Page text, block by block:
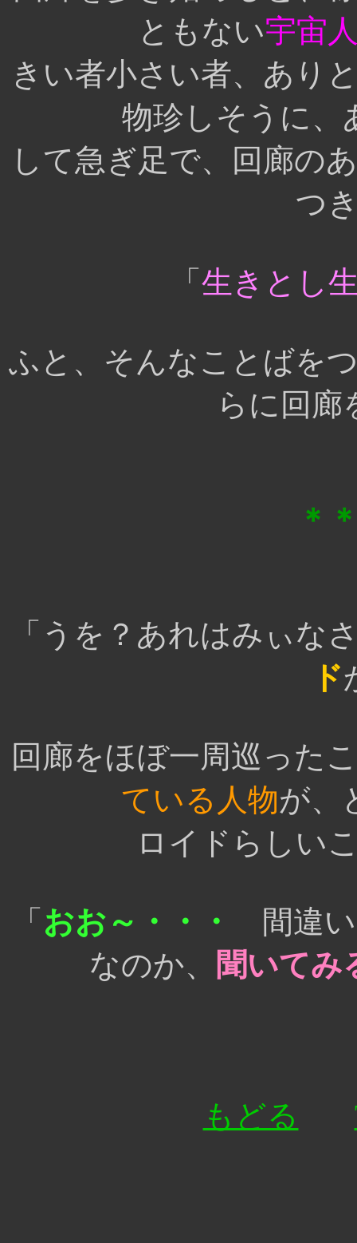
ともない宇宙
きい者小さい者、あり
物珍しそうに、
して急ぎ足で、回廊の
つ
「 生きとし
ふと、そんなことばを
らに回廊
＊
「うを？あれはみぃな
ド
回廊をほぼ一周巡った
ている人物が、
ロイドらしい
「 おお～・・・
間違い
なのか、
聞いてみ
もどる